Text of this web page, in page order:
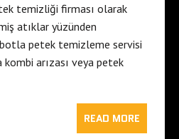
temizliği firması olarak
atıklar yüzünden
petek temizleme servisi
kombi arızası veya petek
READ MORE